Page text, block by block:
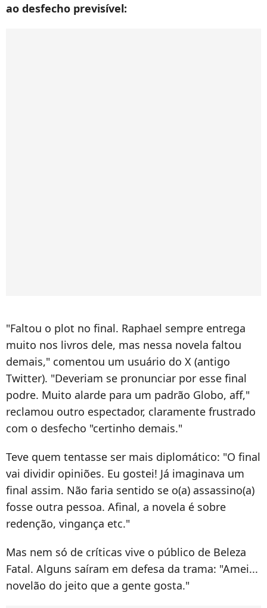
ao desfecho previsível:
"Faltou o plot no final. Raphael sempre entrega
muito nos livros dele, mas nessa novela faltou
demais," comentou um usuário do X (antigo
Twitter). "Deveriam se pronunciar por esse final
podre. Muito alarde para um padrão Globo, aff,"
reclamou outro espectador, claramente frustrado
com o desfecho "certinho demais."
Teve quem tentasse ser mais diplomático: "O final
vai dividir opiniões. Eu gostei! Já imaginava um
final assim. Não faria sentido se o(a) assassino(a)
fosse outra pessoa. Afinal, a novela é sobre
redenção, vingança etc."
Mas nem só de críticas vive o público de Beleza
Fatal. Alguns saíram em defesa da trama: "Amei...
novelão do jeito que a gente gosta."